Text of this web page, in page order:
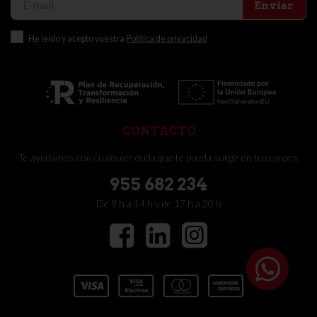
Enviar
He leído y acepto vuestra Política de privacidad
CONTACTO
Te ayudamos con cualquier duda que te pueda surgir en tu compra.
955 682 234
De 9 h a 14 h y de 17 h a 20 h